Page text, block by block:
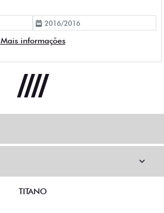
2016/2016
Mais informações
TITANO